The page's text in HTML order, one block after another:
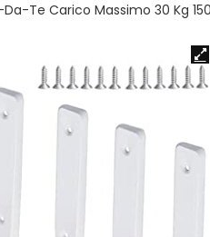
Te Carico Massimo 30 Kg